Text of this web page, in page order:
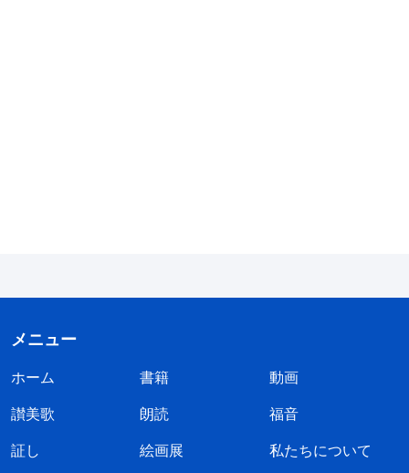
もないのであれば、それまであなたが持っていたも
のを神は取り上げるということです。『取り上げ
る』とは何を意味しますか。それは人間としてどの
メニュー
ホーム 書籍
動画
讃美歌
朗読
福音
証し
絵画展 私たちについて